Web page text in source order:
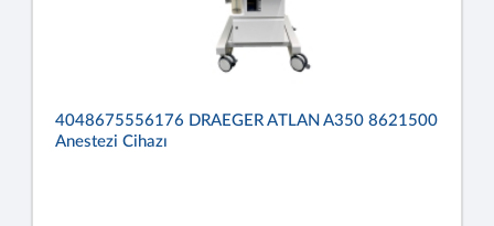
4048675556176 DRAEGER ATLAN A350 8621500
Anestezi Cihazı